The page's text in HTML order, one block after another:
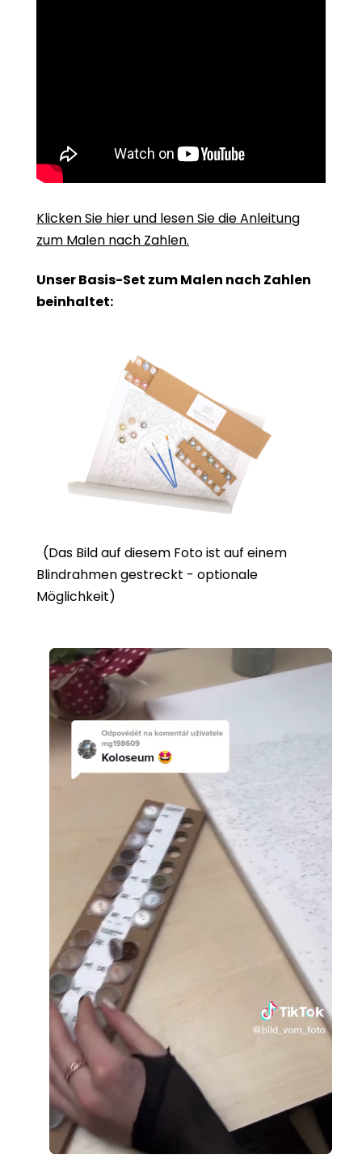
Klicken Sie hier und lesen Sie die Anleitung
zum Malen nach Zahlen.
Unser Basis-Set zum Malen nach Zahlen
beinhaltet:
(Das Bild auf diesem Foto ist auf einem
Blindrahmen gestreckt - optionale
Möglichkeit)
Unmute
100.00%